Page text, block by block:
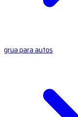
grua para autos